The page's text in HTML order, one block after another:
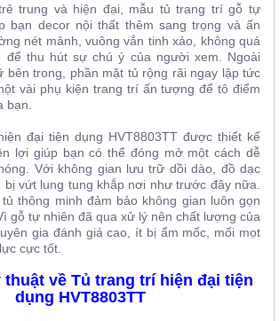
trung và hiện đại, mẫu tủ trang trí gỗ tự
bạn decor nội thất thêm sang trọng và ấn
nét mảnh, vuông vắn tinh xảo, không quá
để thu hút sự chú ý của người xem. Ngoài
bên trong, phần mặt tủ rộng rãi ngay lập tức
vài phụ kiện trang trí ấn tượng để tô điểm
bạn.
đại tiện dụng HVT8803TT được thiết kế
lợi giúp bạn có thể đóng mở một cách dễ
Với không gian lưu trữ dồi dào, đồ dạc
bị vứt lung tung khắp nơi như trước đây nữa.
thông minh đảm bảo không gian luôn gọn
gỗ tự nhiên đã qua xử lý nên chất lượng của
gia đánh giá cao, ít bị ẩm mốc, mối mọt
cực tốt.
thuật về Tủ trang trí hiện đại tiện
dụng HVT8803TT